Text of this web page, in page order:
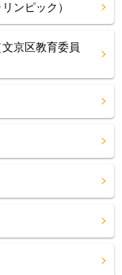
ンピック）
京区教育委員